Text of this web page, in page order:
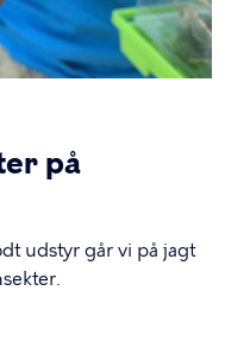
på
udstyr går vi på jagt